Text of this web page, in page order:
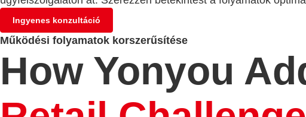
Ingyenes konzultáció
Működési folyamatok korszerűsítése
How Yonyou